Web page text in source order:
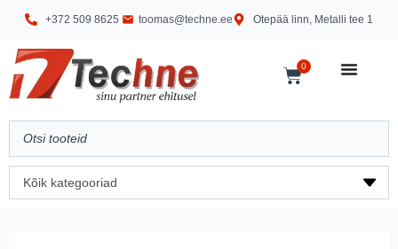
+372 509 8625 toomas@techne.ee Otepää linn, Metalli tee 1
0